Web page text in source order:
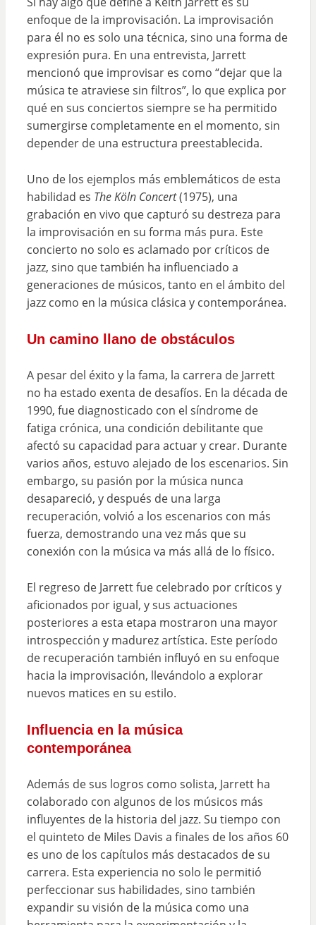
enfoque de la improvisación. La improvisación
para él no es solo una técnica, sino una forma de
expresión pura. En una entrevista, Jarrett
mencionó que improvisar es como “dejar que la
música te atraviese sin filtros”, lo que explica por
qué en sus conciertos siempre se ha permitido
sumergirse completamente en el momento, sin
depender de una estructura preestablecida.
Uno de los ejemplos más emblemáticos de esta
habilidad es The Köln Concert(1975), una
grabación en vivo que capturó su destreza para
la improvisación en su forma más pura. Este
concierto no solo es aclamado por críticos de
jazz, sino que también ha influenciado a
generaciones de músicos, tanto en el ámbito del
jazz como en la música clásica y contemporánea.
Un camino llano de obstáculos
A pesar del éxito y la fama, la carrera de Jarrett
no ha estado exenta de desafíos. En la década de
1990, fue diagnosticado con el síndrome de
fatiga crónica, una condición debilitante que
afectó su capacidad para actuar y crear. Durante
varios años, estuvo alejado de los escenarios. Sin
embargo, su pasión por la música nunca
desapareció, y después de una larga
recuperación, volvió a los escenarios con más
fuerza, demostrando una vez más que su
conexión con la música va más allá de lo físico.
El regreso de Jarrett fue celebrado por críticos y
aficionados por igual, y sus actuaciones
posteriores a esta etapa mostraron una mayor
introspección y madurez artística. Este período
de recuperación también influyó en su enfoque
hacia la improvisación, llevándolo a explorar
nuevos matices en su estilo.
Influencia en la música
contemporánea
Además de sus logros como solista, Jarrett ha
colaborado con algunos de los músicos más
influyentes de la historia del jazz. Su tiempo con
el quinteto de Miles Davis a finales de los años 60
es uno de los capítulos más destacados de su
carrera. Esta experiencia no solo le permitió
perfeccionar sus habilidades, sino también
expandir su visión de la música como una